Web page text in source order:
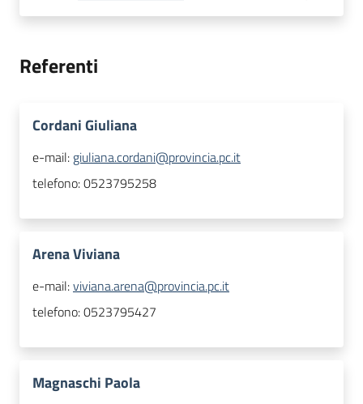
Referenti
Cordani Giuliana
e-mail: giuliana.cordani@provincia.pc.it
telefono:0523795258
Arena Viviana
e-mail:viviana.arena@provincia.pc.it
telefono:0523795427
Magnaschi Paola